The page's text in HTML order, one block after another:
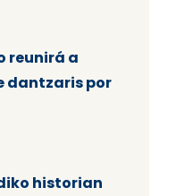
reunirá a
dantzaris por
historian